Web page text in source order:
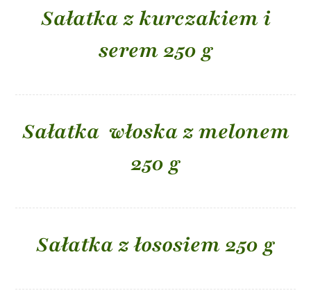
Sałatka z kurczakiem i
serem 250 g
Sałatka włoska z melonem
250 g
Sałatka z łososiem 250 g